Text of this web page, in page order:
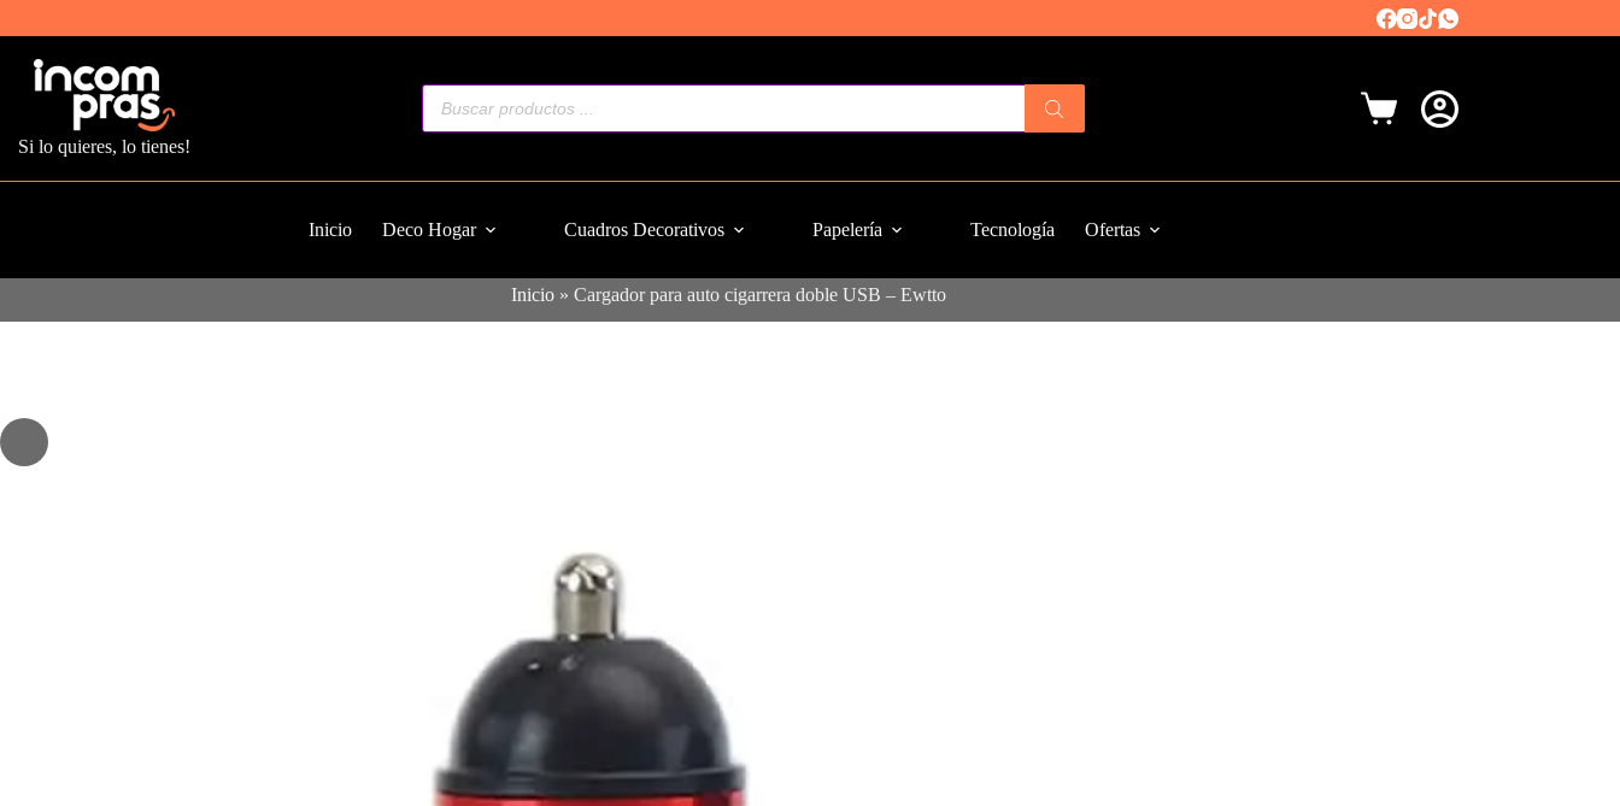
Si lo quieres, lo tienes!
Búsqueda
productos
Carro
Inicio Deco Hogar Cuadros Decorativos Papelería Tecnología Ofertas
Inicio »Cargador para auto cigarrera doble USB – Ewtto